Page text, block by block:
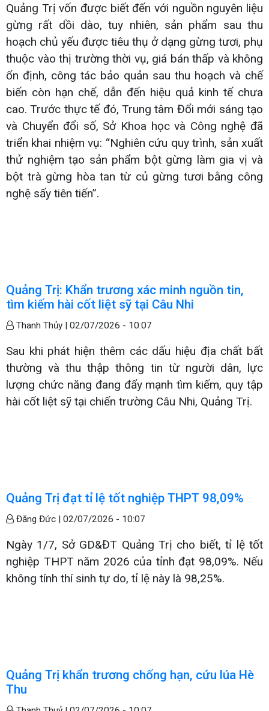
Quảng Trị vốn được biết đến với nguồn nguyên liệu
gừng rất dồi dào, tuy nhiên, sản phẩm sau thu
hoạch chủ yếu được tiêu thụ ở dạng gừng tươi, phụ
thuộc vào thị trường thời vụ, giá bán thấp và không
ổn định, công tác bảo quản sau thu hoạch và chế
biến còn hạn chế, dẫn đến hiệu quả kinh tế chưa
cao. Trước thực tế đó, Trung tâm Đổi mới sáng tạo
và Chuyển đổi số, Sở Khoa học và Công nghệ đã
triển khai nhiệm vụ: “Nghiên cứu quy trình, sản xuất
thử nghiệm tạo sản phẩm bột gừng làm gia vị và
bột trà gừng hòa tan từ củ gừng tươi bằng công
nghệ sấy tiên tiến”.
Quảng Trị: Khẩn trương xác minh nguồn tin,
tìm kiếm hài cốt liệt sỹ tại Câu Nhi
Thanh Thủy | 02/07/2026 - 10:07
Sau khi phát hiện thêm các dấu hiệu địa chất bất
thường và thu thập thông tin từ người dân, lực
lượng chức năng đang đẩy mạnh tìm kiếm, quy tập
hài cốt liệt sỹ tại chiến trường Câu Nhi, Quảng Trị.
Quảng Trị đạt tỉ lệ tốt nghiệp THPT 98,09%
Đăng Đức | 02/07/2026 - 10:07
Ngày 1/7, Sở GD&ĐT Quảng Trị cho biết, tỉ lệ tốt
nghiệp THPT năm 2026 của tỉnh đạt 98,09%. Nếu
không tính thí sinh tự do, tỉ lệ này là 98,25%.
Quảng Trị khẩn trương chống hạn, cứu lúa Hè
Thu